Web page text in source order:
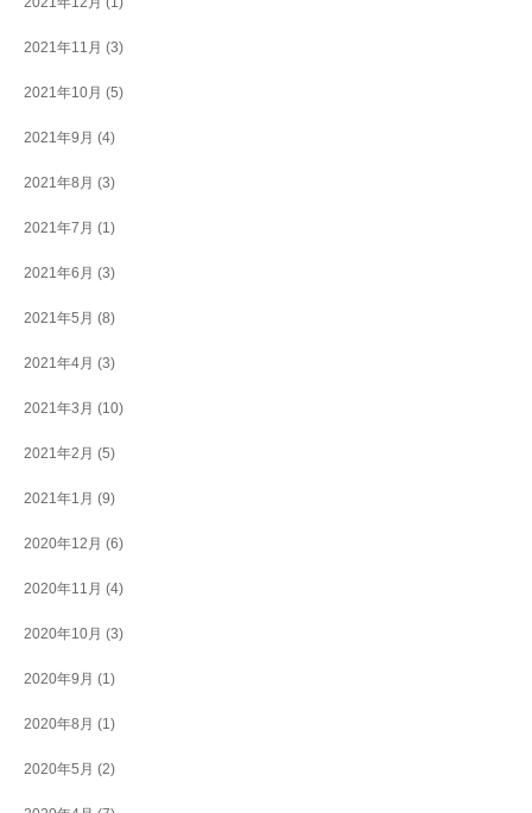
2021年11月 (3)
2021年10月 (5)
2021年9月 (4)
2021年8月 (3)
2021年7月 (1)
2021年6月 (3)
2021年5月 (8)
2021年4月 (3)
2021年3月 (10)
2021年2月 (5)
2021年1月 (9)
2020年12月 (6)
2020年11月 (4)
2020年10月 (3)
2020年9月 (1)
2020年8月 (1)
2020年5月 (2)